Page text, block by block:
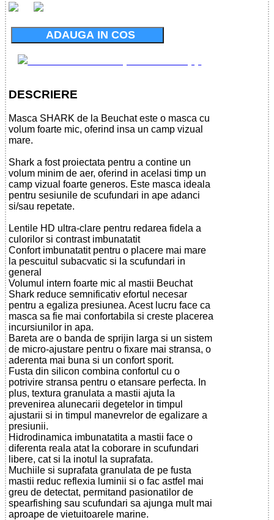
ADAUGA IN COS
DESCRIERE
Masca SHARK de la Beuchat este o masca cu
volum foarte mic, oferind insa un camp vizual
mare.
Shark a fost proiectata pentru a contine un
volum minim de aer, oferind in acelasi timp un
camp vizual foarte generos. Este masca ideala
pentru sesiunile de scufundari in ape adanci
si/sau repetate.
Lentile HD ultra-clare pentru redarea fidela a
culorilor si contrast imbunatatit
Confort imbunatatit pentru o placere mai mare
la pescuitul subacvatic si la scufundari in
general
Volumul intern foarte mic al mastii Beuchat
Shark reduce semnificativ efortul necesar
pentru a egaliza presiunea. Acest lucru face ca
masca sa fie mai confortabila si creste placerea
incursiunilor in apa.
Bareta are o banda de sprijin larga si un sistem
de micro-ajustare pentru o fixare mai stransa, o
aderenta mai buna si un confort sporit.
Fusta din silicon combina confortul cu o
potrivire stransa pentru o etansare perfecta. In
plus, textura granulata a mastii ajuta la
prevenirea alunecarii degetelor in timpul
ajustarii si in timpul manevrelor de egalizare a
presiunii.
Hidrodinamica imbunatatita a mastii face o
diferenta reala atat la coborare in scufundari
libere, cat si la inotul la suprafata.
Muchiile si suprafata granulata de pe fusta
mastii reduc reflexia luminii si o fac astfel mai
greu de detectat, permitand pasionatilor de
spearfishing sau scufundari sa ajunga mult mai
aproape de vietuitoarele marine.